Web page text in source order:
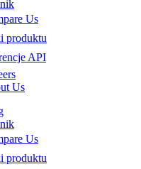
Us
produktu
API
Us
Us
produktu